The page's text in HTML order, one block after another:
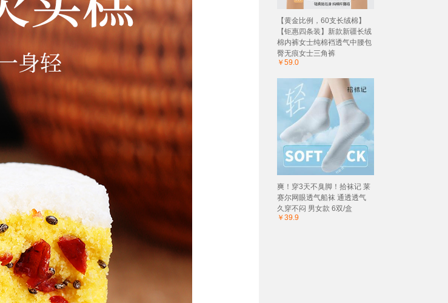
【黄金比例，60支长绒棉】
【钜惠四条装】新款新疆长绒
棉内裤女士纯棉裆透气中腰包
臀无痕女士三角裤
￥59.0
爽！穿3天不臭脚！拾袜记 莱
赛尔网眼透气船袜 通透透气
久穿不闷 男女款 6双/盒
￥39.9